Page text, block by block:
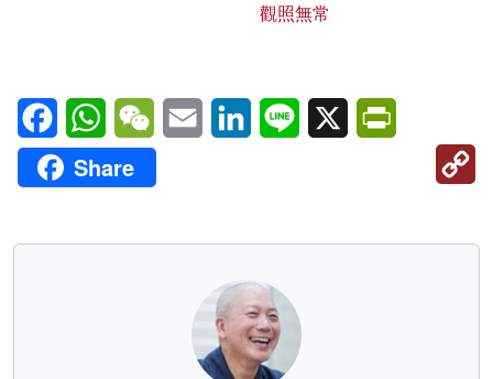
觀照無常
FacebookWhatsAppWeChatEmail LinkedInLine X
Share